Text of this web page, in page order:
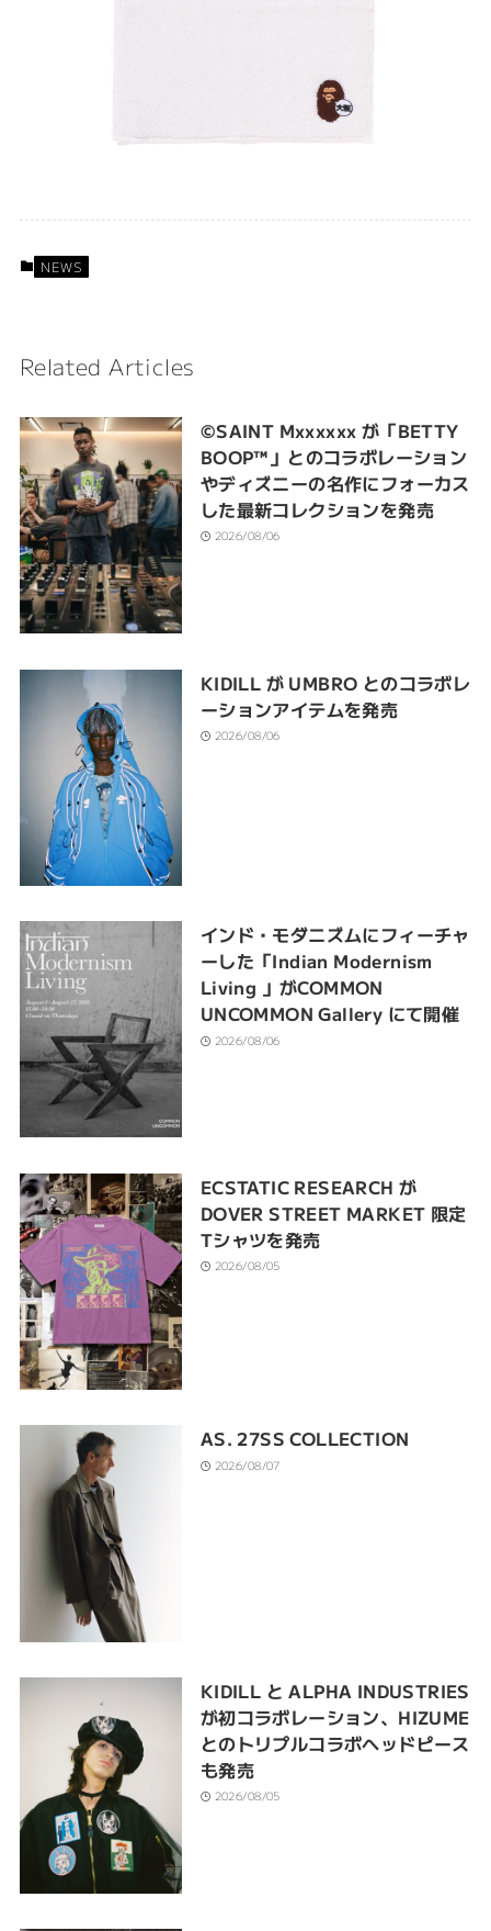
NEWS
Related Articles
©SAINT Mxxxxxx が「BETTY
BOOP™︎」とのコラボレーション
やディズニーの名作にフォーカス
した最新コレクションを発売
2026/08/06
KIDILL が UMBRO とのコラボレ
ーションアイテムを発売
2026/08/06
インド・モダニズムにフィーチャ
ーした「Indian Modernism
Living 」がCOMMON
UNCOMMON Gallery にて開催
2026/08/06
ECSTATIC RESEARCH が
DOVER STREET MARKET 限定
Tシャツを発売
2026/08/05
AS. 27SS COLLECTION
2026/08/07
KIDILL と ALPHA INDUSTRIES
が初コラボレーション、HIZUME
とのトリプルコラボヘッドピース
も発売
2026/08/05